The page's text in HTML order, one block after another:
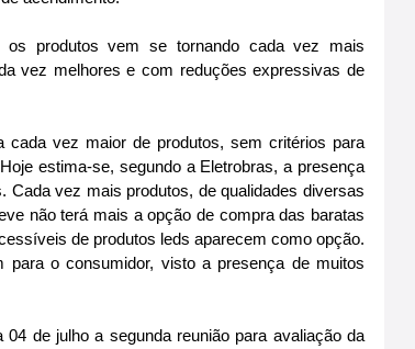
produtos vem se tornando cada vez mais
vez melhores e com reduções expressivas de
cada vez maior de produtos, sem critérios para
estima-se, segundo a Eletrobras, a presença
Cada vez mais produtos, de qualidades diversas
não terá mais a opção de compra das baratas
de produtos leds aparecem como opção.
o consumidor, visto a presença de muitos
de julho a segunda reunião para avaliação da